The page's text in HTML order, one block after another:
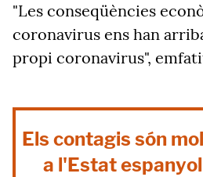
"Les conseqüències
coronavirus ens han
propi coronavirus",
Els contagis són
a l'Estat